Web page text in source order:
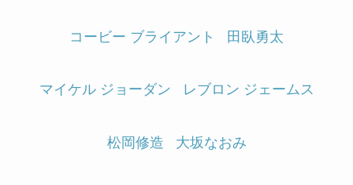
コービー ブライアント 田臥勇太
マイケル ジョーダン レブロン ジェームス
松岡修造 大坂なおみ